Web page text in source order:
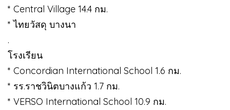
* Central Village 14.4 กม.
* ไทยวัสดุ บางนา
.
โรงเรียน
* Concordian International School 1.6 กม.
* รร.ราชวินิตบางแก้ว 1.7 กม.
* VERSO International School 10.9 กม.